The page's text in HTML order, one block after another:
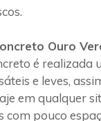
Ouro
é realizada
e leves,
em qualquer
com pouco